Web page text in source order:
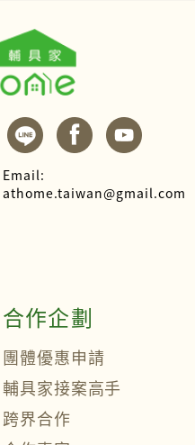
Email:
athome.taiwan@gmail.com
合作企劃
團體優惠申請
輔具家接案高手
跨界合作